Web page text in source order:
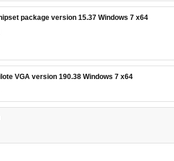
package version 15.37 Windows 7 x64
VGA version 190.38 Windows 7 x64